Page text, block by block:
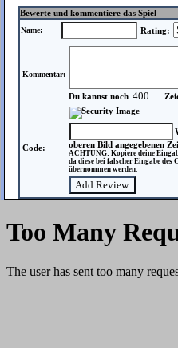
Bewerte und kommentiere das Spiel
Name:
Rating:
Kommentar:
Du kannst noch
Code:
oberen Bild angegebenen
ACHTUNG: Kopiere deine
da diese bei falscher Eingabe des
übernommen werden.